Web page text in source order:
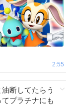
2:55
断してたらう
プラチナにも